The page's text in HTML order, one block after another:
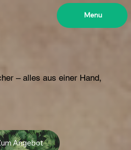
Menu
– alles aus einer Hand,
Angebot